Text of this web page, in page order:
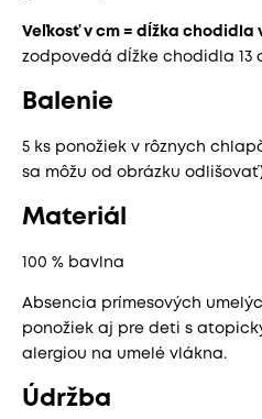
Veľkosť v cm = dĺžka chodidla
zodpovedá dĺžke chodidla 13
Balenie
5 ks ponožiek v rôznych
sa môžu od obrázku
Materiál
100 % bavlna
Absencia prímesových
ponožiek aj pre deti s
alergiou na umelé vlákna.
Údržba